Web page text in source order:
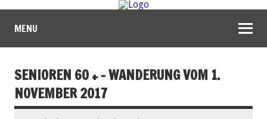
MENU
SENIOREN 60 + – WANDERUNG VOM 1.
NOVEMBER 2017